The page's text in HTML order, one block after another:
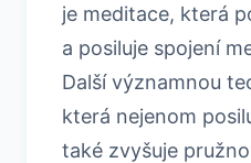
je meditace, která
a posiluje spojení
Další významnou
která nejenom
také zvyšuje